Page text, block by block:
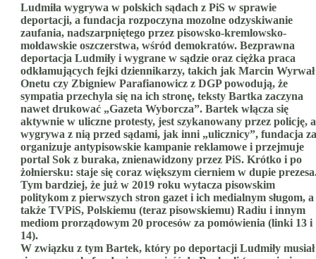
Ludmiła wygrywa w polskich sądach z PiS w sprawie
deportacji, a fundacja rozpoczyna mozolne odzyskiwanie
zaufania, nadszarpniętego przez pisowsko-kremlowsko-
mołdawskie oszczerstwa, wśród demokratów. Bezprawna
deportacja Ludmiły i wygrane w sądzie oraz ciężka praca
odkłamujących fejki dziennikarzy, takich jak Marcin Wyrwał
Onetu czy Zbigniew Parafianowicz z DGP powodują, że
sympatia przechyla się na ich stronę, teksty Bartka zaczyna
nawet drukować „Gazeta Wyborcza”. Bartek włącza się
aktywnie w uliczne protesty, jest szykanowany przez policję,
wygrywa z nią przed sądami, jak inni „ulicznicy”, fundacja
organizuje antypisowskie kampanie reklamowe i przejmuje
portal Sok z buraka, znienawidzony przez PiS. Krótko i po
żołniersku: staje się coraz większym cierniem w dupie
Tym bardziej, że już w 2019 roku wytacza pisowskim
politykom z pierwszych stron gazet i ich medialnym sługom, a
także TVPiS, Polskiemu (teraz pisowskiemu) Radiu i innym
mediom prorządowym 20 procesów za pomówienia (linki 13 i
14).
W związku z tym Bartek, który po deportacji Ludmiły musiał